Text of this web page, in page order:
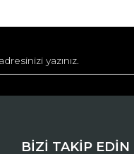
BİZİ TAKİP EDİN